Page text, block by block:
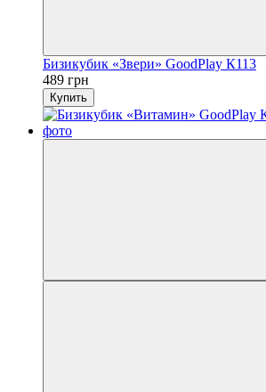
Бизикубик «Звери» GoodPlay К113
489 грн
Купить